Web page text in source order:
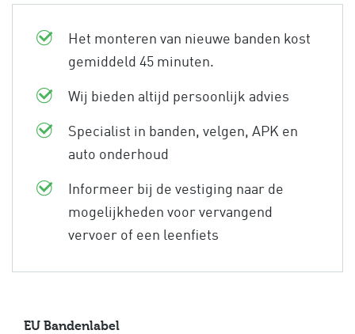
Het monteren van nieuwe banden kost
gemiddeld 45 minuten.
Wij bieden altijd persoonlijk advies
Specialist in banden, velgen, APK en
auto onderhoud
Informeer bij de vestiging naar de
mogelijkheden voor vervangend
vervoer of een leenfiets
EU Bandenlabel